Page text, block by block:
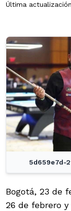
Última
5d659e7d-
Bogotá, 23 de
26 de febrero